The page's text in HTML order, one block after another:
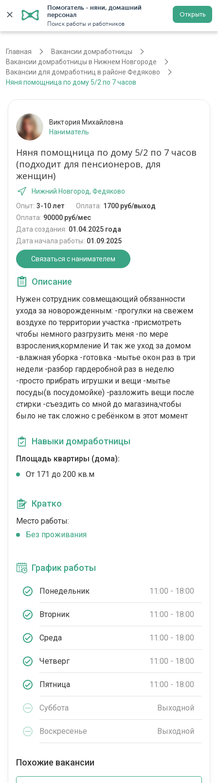
Помогатель - няни, домашний
персонал
Поиск работы и работников
Открыть
Нижний Новгород Регистрация
Главная
Вакансии домработницы
Вакансии домработницы в Нижнем Новгороде
Вакансии для домработниц в районе Федяково
Няня помощница по дому 5/2 по 7 часов
Виктория Михайловна
Наниматель
Няня помощница по дому 5/2 по 7 часов
(подходит для пенсионеров, для
женщин)
Нижний Новгород, Федяково
Опыт: 3-10 лет Оплата: 1700 руб/выход
Оплата: 90000 руб/мес
Дата создания: 01.04.2025 года
Дата начала работы: 01.09.2025
Связаться с нанимателем
Описание
Нужен сотрудник совмещающий обязанности
ухода за новорожденным: -прогулки на свежем
воздухе по территории участка -присмотреть
чтобы немного разгрузить меня -по мере
взросления,кормление И так же уход за домом
-влажная уборка -готовка -мытье окон раз в три
недели -разбор гардеробной раз в неделю
-просто прибрать игрушки и вещи -мытье
посуды(в посудомойке) -разложить вещи после
стирки -съездить со мной до магазина,чтобы
было не так сложно с ребёнком в этот момент
Навыки домработницы
Площадь квартиры (дома):
От 171 до 200 кв.м
Кратко
Место работы:
Без проживания
График работы
Понедельник 11:00 - 18:00
Вторник 11:00 - 18:00
Среда 11:00 - 18:00
Четверг 11:00 - 18:00
Пятница 11:00 - 18:00
Суббота Выходной
Воскресенье Выходной
Похожие вакансии